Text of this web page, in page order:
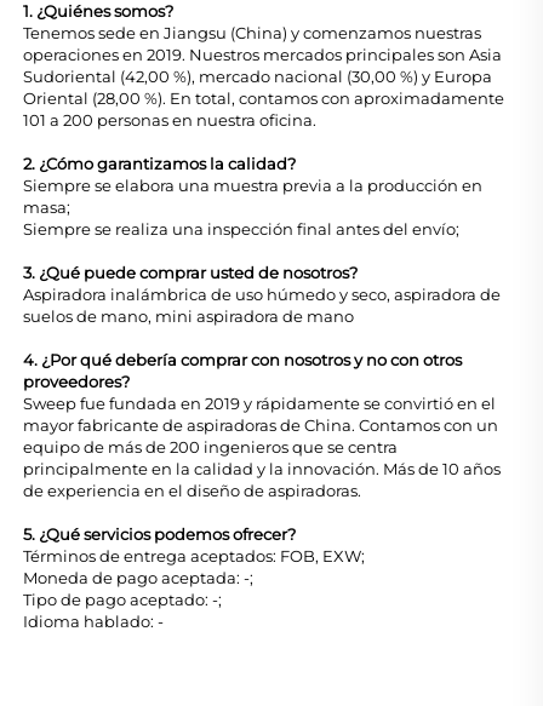
1. ¿Quiénes somos?
Tenemos sede en Jiangsu (China) y comenzamos nuestras
operaciones en 2019. Nuestros mercados principales son Asia
Sudoriental (42,00 %), mercado nacional (30,00 %) y Europa
Oriental (28,00 %). En total, contamos con aproximadamente
101 a 200 personas en nuestra oficina.
2. ¿Cómo garantizamos la calidad?
Siempre se elabora una muestra previa a la producción en
masa;
Siempre se realiza una inspección final antes del envío;
3. ¿Qué puede comprar usted de nosotros?
Aspiradora inalámbrica de uso húmedo y seco, aspiradora de
suelos de mano, mini aspiradora de mano
4. ¿Por qué debería comprar con nosotros y no con otros
proveedores?
Sweep fue fundada en 2019 y rápidamente se convirtió en el
mayor fabricante de aspiradoras de China. Contamos con un
equipo de más de 200 ingenieros que se centra
principalmente en la calidad y la innovación. Más de 10 años
de experiencia en el diseño de aspiradoras.
5. ¿Qué servicios podemos ofrecer?
Términos de entrega aceptados: FOB, EXW;
Moneda de pago aceptada: -;
Tipo de pago aceptado: -;
Idioma hablado: -